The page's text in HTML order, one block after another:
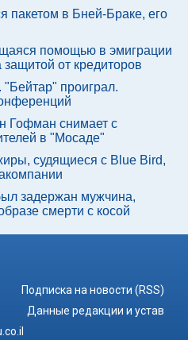
пакетом в Бней-Браке, его
помощью в эмиграции
защитой от кредиторов
проиграл.
Гофман снимает с
в "Мосаде"
судящиеся с Blue Bird,
задержан мужчина,
смерти с косой
Подписка на новости (RSS)
Данные редакции и устав